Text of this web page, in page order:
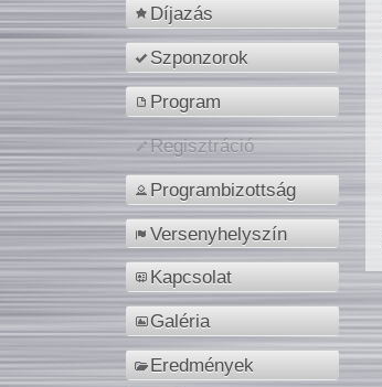
Díjazás
Szponzorok
Program
Regisztráció
Programbizottság
Versenyhelyszín
Kapcsolat
Galéria
Eredmények